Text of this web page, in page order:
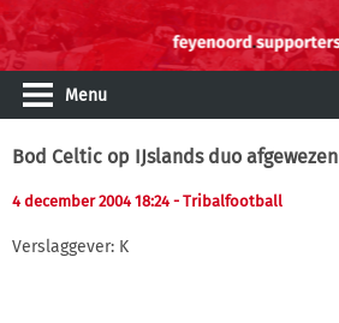
Menu
Bod Celtic op IJslands duo afgewezen
4 december 2004 18:24 - Tribalfootball
Verslaggever: K